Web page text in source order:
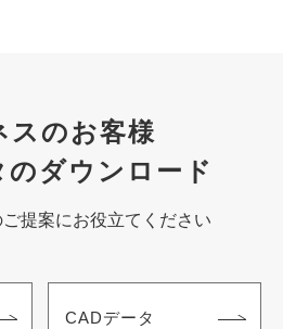
スのお客様
のダウンロード
提案にお役立てください
CADデータ